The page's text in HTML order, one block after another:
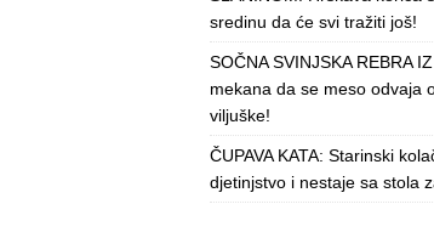
sredinu da će svi tražiti još!
SOČNA SVINJSKA REBRA
mekana da se meso odvaja
viljuške!
ČUPAVA KATA: Starinski
djetinjstvo i nestaje sa stola